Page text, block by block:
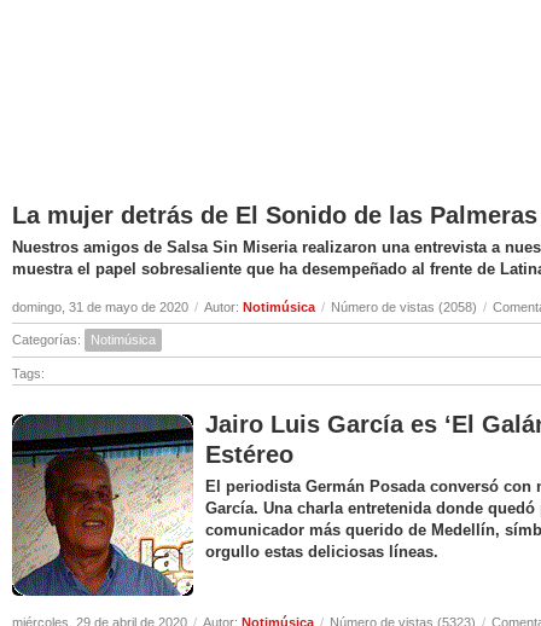
La mujer detrás de El Sonido de las Palmeras
Nuestros amigos de Salsa Sin Miseria realizaron una entrevista a
muestra el papel sobresaliente que ha desempeñado al frente de
domingo, 31 de mayo de 2020 / Autor: Notimúsica / Número de vistas (2058) /
Categorías: Notimúsica
Tags:
Jairo Luis García es ‘El
Estéreo
El periodista Germán Posada conversó
García. Una charla entretenida donde
comunicador más querido de Medellín,
orgullo estas deliciosas líneas.
miércoles, 29 de abril de 2020 / Autor: Notimúsica / Número de vistas (5323) /